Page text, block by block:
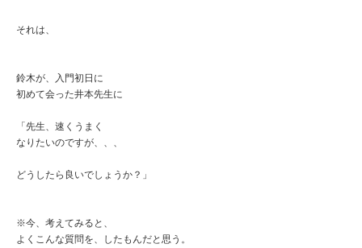
それは、
鈴木が、入門初日に
初めて会った井本先生に
「先生、速くうまく
なりたいのですが、、、
どうしたら良いでしょうか？」
※今、考えてみると、
よくこんな質問を、したもんだと思う。